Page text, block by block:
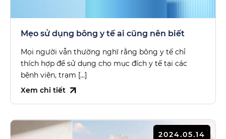
Mẹo sử dụng bông y tế ai cũng nên biết
Mọi người vẫn thường nghĩ rằng bông y tế chỉ
thích hợp để sử dụng cho mục đích y tế tại các
bệnh viện, trạm […]
Xem chi tiết
2024.05.14